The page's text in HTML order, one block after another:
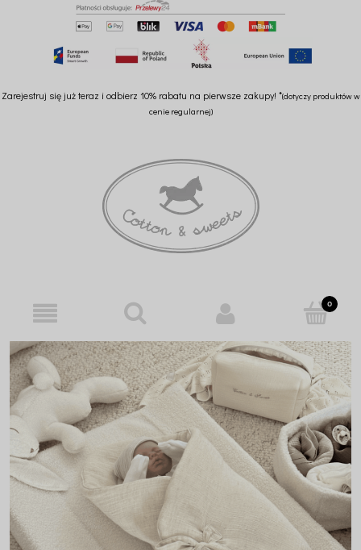
Zarejestruj się już teraz i odbierz 10% rabatu na pierwsze zakupy! *(dotyczy produktów w
cenie regularnej)